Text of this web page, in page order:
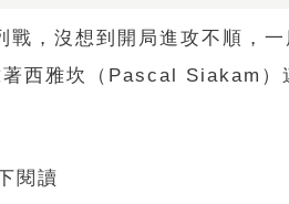
，沒想到開局進攻不順，
西雅坎（Pascal Siakam）
閱讀